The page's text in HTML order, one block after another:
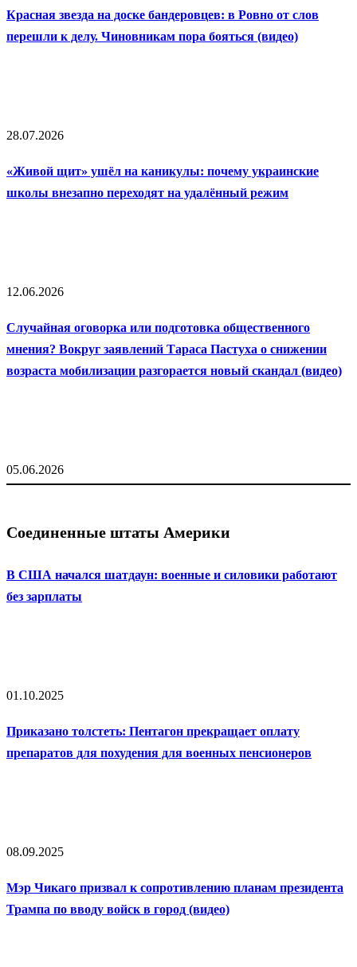
Красная звезда на доске бандеровцев: в Ровно от слов
перешли к делу. Чиновникам пора бояться (видео)
28.07.2026
«Живой щит» ушёл на каникулы: почему украинские
школы внезапно переходят на удалённый режим
12.06.2026
Случайная оговорка или подготовка общественного
мнения? Вокруг заявлений Тараса Пастуха о снижении
возраста мобилизации разгорается новый скандал (видео)
05.06.2026
Соединенные штаты Америки
В США начался шатдаун: военные и силовики работают
без зарплаты
01.10.2025
Приказано толстеть: Пентагон прекращает оплату
препаратов для похудения для военных пенсионеров
08.09.2025
Мэр Чикаго призвал к сопротивлению планам президента
Трампа по вводу войск в город (видео)